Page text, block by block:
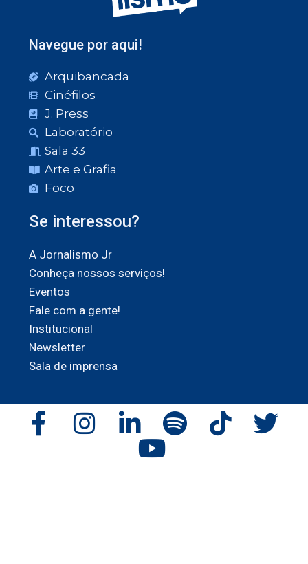
Navegue por aqui!
Arquibancada
Cinéfilos
J. Press
Laboratório
Sala 33
Arte e Grafia
Foco
Se interessou?
A Jornalismo Jr
Conheça nossos serviços!
Eventos
Fale com a gente!
Institucional
Newsletter
Sala de imprensa